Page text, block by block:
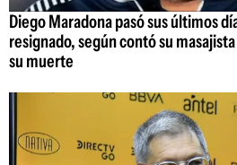
Diego Maradona pasó sus últimos
resignado, según contó su
su muerte